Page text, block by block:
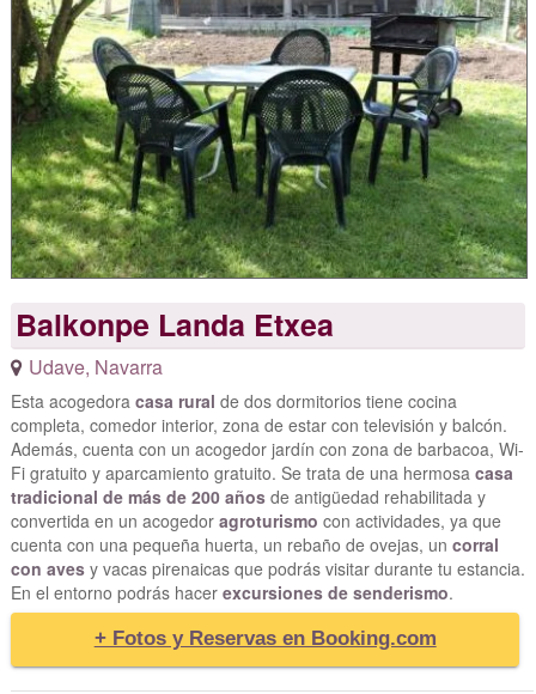
Balkonpe Landa Etxea
Udave, Navarra
Esta acogedora casa rural de dos dormitorios tiene cocina
completa, comedor interior, zona de estar con televisión y balcón.
Además, cuenta con un acogedor jardín con zona de barbacoa, Wi-
Fi gratuito y aparcamiento gratuito. Se trata de una hermosa casa
tradicional de más de 200 añosde antigüedad rehabilitada y
convertida en un acogedor agroturismo con actividades, ya que
cuenta con una pequeña huerta, un rebaño de ovejas, un corral
con avesy vacas pirenaicas que podrás visitar durante tu estancia.
En el entorno podrás hacer excursiones de senderismo.
+ Fotos y Reservas en Booking.com